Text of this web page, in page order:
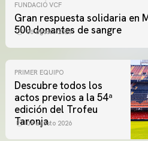
FUNDACIÓ VCF
Gran respuesta solidaria en
500 donantes de sangre
06 agosto 2026
PRIMER EQUIPO
Descubre todos los
actos previos a la 54ª
edición del Trofeu
Taronja
06 agosto 2026